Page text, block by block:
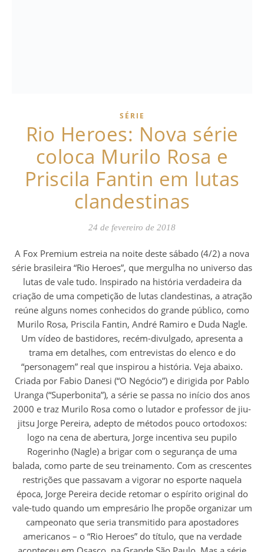
SÉRIE
Rio Heroes: Nova série
coloca Murilo Rosa e
Priscila Fantin em lutas
clandestinas
24 de fevereiro de 2018
A Fox Premium estreia na noite deste sábado (4/2) a nova
série brasileira “Rio Heroes”, que mergulha no universo das
lutas de vale tudo. Inspirado na história verdadeira da
criação de uma competição de lutas clandestinas, a atração
reúne alguns nomes conhecidos do grande público, como
Murilo Rosa, Priscila Fantin, André Ramiro e Duda Nagle.
Um vídeo de bastidores, recém-divulgado, apresenta a
trama em detalhes, com entrevistas do elenco e do
“personagem” real que inspirou a história. Veja abaixo.
Criada por Fabio Danesi (“O Negócio”) e dirigida por Pablo
Uranga (“Superbonita”), a série se passa no início dos anos
2000 e traz Murilo Rosa como o lutador e professor de jiu-
jitsu Jorge Pereira, adepto de métodos pouco ortodoxos:
logo na cena de abertura, Jorge incentiva seu pupilo
Rogerinho (Nagle) a brigar com o segurança de uma
balada, como parte de seu treinamento. Com as crescentes
restrições que passavam a vigorar no esporte naquela
época, Jorge Pereira decide retomar o espírito original do
vale-tudo quando um empresário lhe propõe organizar um
campeonato que seria transmitido para apostadores
americanos – o “Rio Heroes” do título, que na verdade